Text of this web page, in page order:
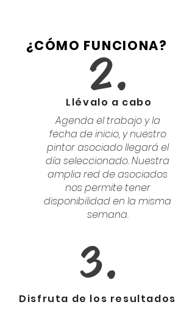
¿CÓMO FUNCIONA?
2.
Llévalo a cabo
Agenda el trabajo y la
fecha de inicio, y nuestro
pintor asociado llegará el
día seleccionado. Nuestra
amplia red de asociados
nos permite tener
disponibilidad en la misma
semana.
3.
Disfruta de los resultados